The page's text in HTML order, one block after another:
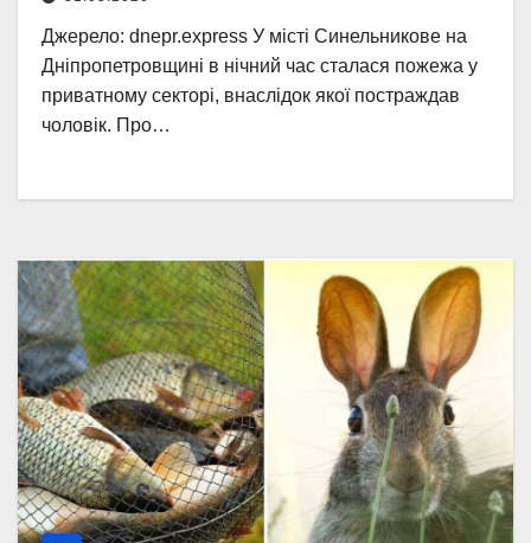
Джерело: dnepr.express У місті Синельникове на
Дніпропетровщині в нічний час сталася пожежа у
приватному секторі, внаслідок якої постраждав
чоловік. Про…